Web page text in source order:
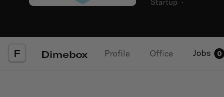
Startup ·
F Dimebox Profile Office Jobs 0